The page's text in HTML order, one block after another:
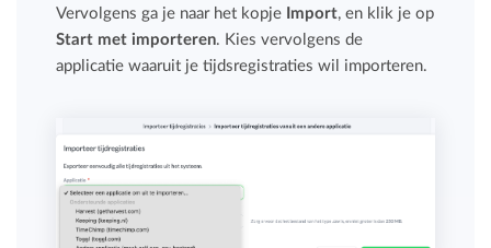
Vervolgens ga je naar het kopje Import, en klik je op
Start met importeren. Kies vervolgens de
applicatie waaruit je tijdsregistraties wil importeren.